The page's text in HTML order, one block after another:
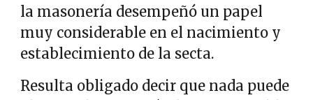
la masonería desempeñó un papel
muy considerable en el nacimiento y
establecimiento de la secta.
Resulta obligado decir que nada puede